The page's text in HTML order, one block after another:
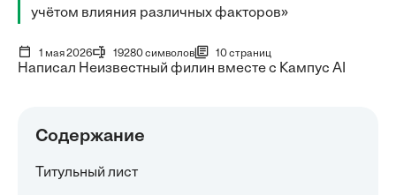
учётом влияния различных факторов»
1 мая 2026 19280 символов 10 страниц
Написал Неизвестный филин вместе с Кампус AI
Содержание
Титульный лист